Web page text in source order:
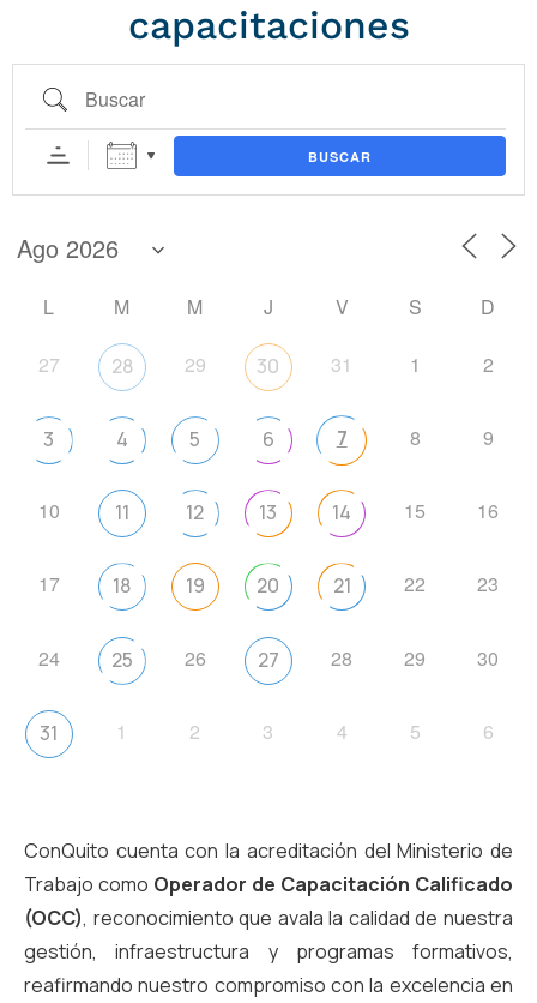
capacitaciones
Buscar
BUSCAR
L M M J V S D
27 28 29 30 31 1 2
3 4 5 6 7 8 9
10 11 12 13 14 15 16
17 18 19 20 21 22 23
24 25 26 27 28 29 30
31 1 2 3 4 5 6
ConQuito cuenta con la acreditación del Ministerio de
Trabajo como Operador de Capacitación Calificado
(OCC), reconocimiento que avala la calidad de nuestra
gestión, infraestructura y programas formativos,
reafirmando nuestro compromiso con la excelencia en